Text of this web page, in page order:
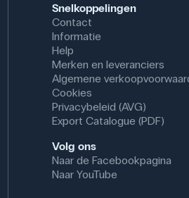
Snelkoppelingen
Contact
Informatie
Help
Merken en leveranciers
Algemene
Cookies
Privacybeleid (AVG)
Export Catalogue (PDF)
Volg ons
Naar de Facebookpagina
Naar YouTube